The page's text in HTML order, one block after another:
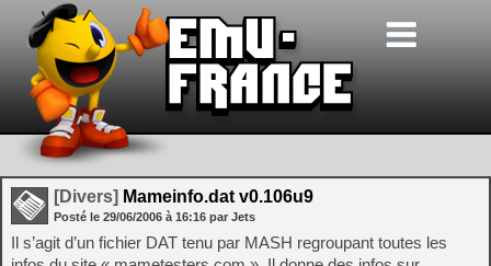
[Divers] Mameinfo.dat v0.106u9
Posté le 29/06/2006 à 16:16 par Jets
Il s’agit d’un fichier DAT tenu par MASH regroupant toutes les